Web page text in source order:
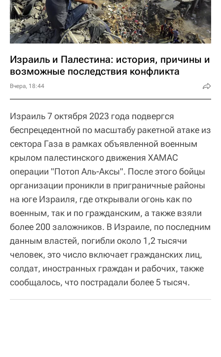
Израиль и Палестина: история, причины и
возможные последствия конфликта
Вчера, 18:44
Израиль 7 октября 2023 года подвергся
беспрецедентной по масштабу ракетной атаке из
сектора Газа в рамках объявленной военным
крылом палестинского движения ХАМАС
операции "Потоп Аль-Аксы". После этого бойцы
организации проникли в приграничные районы
на юге Израиля, где открывали огонь как по
военным, так и по гражданским, а также взяли
более 200 заложников. В Израиле, по последним
данным властей, погибли около 1,2 тысячи
человек, это число включает гражданских лиц,
солдат, иностранных граждан и рабочих, также
сообщалось, что пострадали более 5 тысяч.